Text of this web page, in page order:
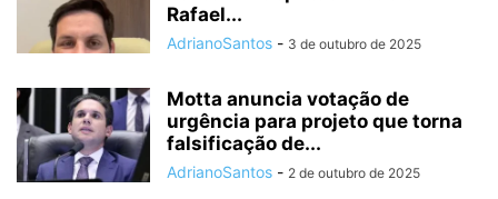
Rafael...
AdrianoSantos - 3 de outubro de 2025
Motta anuncia votação de
urgência para projeto que torna
falsificação de...
AdrianoSantos - 2 de outubro de 2025